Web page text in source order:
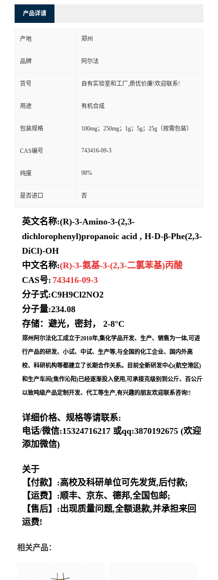
言
产品详请
产地 郑州
品牌 阿尔法
货号 自有实验室和工厂,质优价廉!欢迎联系!
用途 有机合成
包装规格 100mg；250mg；1g；5g；25g（按需包装）
CAS编号 743416-09-3
纯度 98%
是否进口 否
英文名称:(R)-3-Amino-3-(2,3-
dichlorophenyl)propanoic acid , H-D-β-Phe(2,3-
DiCl)-OH
中文名称:(R)-3-氨基-3-(2,3-二氯苯基)丙酸
CAS号: 743416-09-3
分子式:C9H9Cl2NO2
分子量:234.08
存储：避光，密封， 2-8°C
郑州阿尔法化工成立于2010年,集化学品开发、生产、销售为一体,可进
行产品的研发、小试、中试、生产等,与全国的化工企业、国内外高
校、科研机构等都建立了长期合作关系。目前全新研发中心(航空港区)
和生产车间(焦作沁阳)已经逐渐投入使用,可承接克级别到公斤、百公斤
以致吨级产品定制开发、代工等生产,有兴趣的朋友欢迎联系咨询!!
详细价格、规格等请联系:
电话/微信:15324716217 或qq:3870192675 (欢迎
添加微信)
关于
【付款】:高校及科研单位可先发货,后付款;
【运费】:顺丰、京东、德邦,全国包邮;
【售后】:出现质量问题,全额退款,并承担来回
运费!
相关产品：